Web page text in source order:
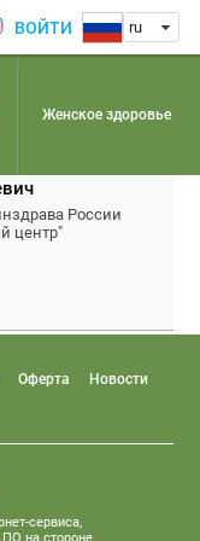
ВОЙТИ ru
Женское здоровье
России
центр"
Оферта
Новости
сервиса,